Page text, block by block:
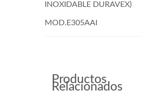
INOXIDABLE DURAVEX)
MOD.E305AAI
Productos
Relacionados